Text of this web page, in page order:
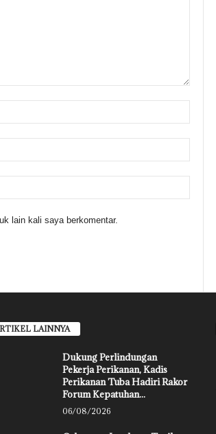
lain kali saya berkomentar.
LAINNYA
Dukung Perlindungan
Pekerja Perikanan, Kadis
Perikanan Tuba Hadiri Rakor
Forum Kepatuhan...
06/08/2026